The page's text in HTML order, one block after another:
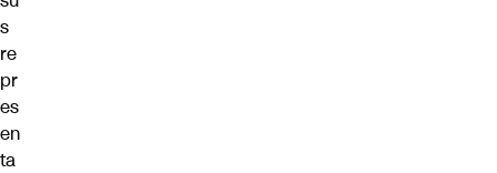
s
re
pr
es
en
ta